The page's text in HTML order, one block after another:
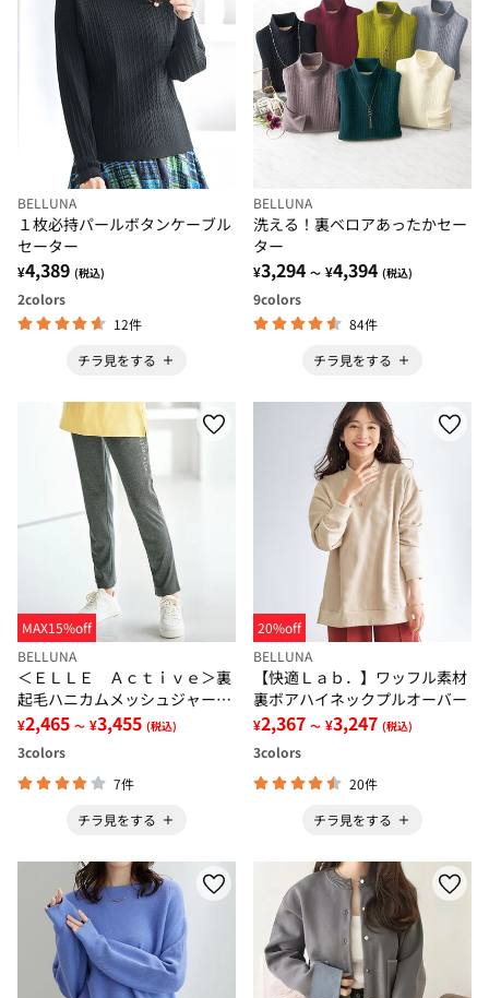
BELLUNA
１枚必持パールボタンケーブル
セーター
¥4,389 (税込)
2colors
12件
チラ見をする
BELLUNA
洗える！裏ベロアあったかセー
ター
¥3,294 ～ ¥4,394 (税込)
9colors
84件
チラ見をする
MAX15%off
BELLUNA
＜ＥＬＬＥ Ａｃｔｉｖｅ＞裏
起毛ハニカムメッシュジャージ
パンツ
¥2,465 ～ ¥3,455 (税込)
3colors
7件
チラ見をする
20%off
BELLUNA
【快適Ｌａｂ．】ワッフル素材
裏ボアハイネックプルオーバー
¥2,367 ～ ¥3,247 (税込)
3colors
20件
チラ見をする